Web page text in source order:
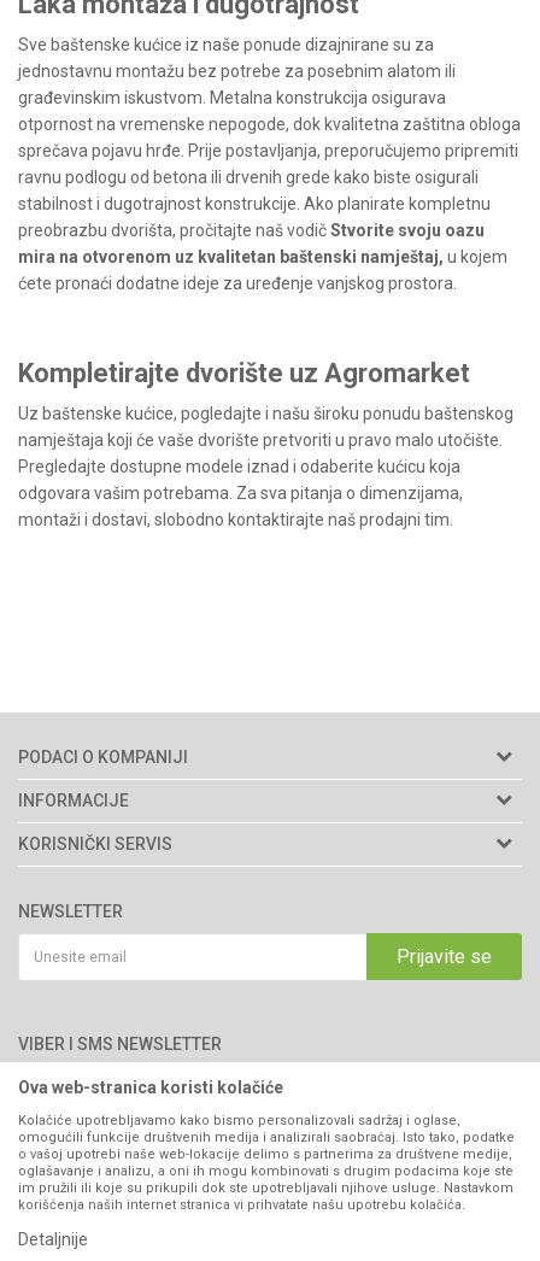
Sve baštenske kućice iz naše ponude dizajnirane su za
jednostavnu montažu bez potrebe za posebnim alatom ili
građevinskim iskustvom. Metalna konstrukcija osigurava
otpornost na vremenske nepogode, dok kvalitetna zaštitna obloga
sprečava pojavu hrđe. Prije postavljanja, preporučujemo pripremiti
ravnu podlogu od betona ili drvenih grede kako biste osigurali
stabilnost i dugotrajnost konstrukcije. Ako planirate kompletnu
preobrazbu dvorišta, pročitajte naš vodičStvorite svoju oazu
mira na otvorenom uz kvalitetan baštenski namještaj, u kojem
ćete pronaći dodatne ideje za uređenje vanjskog prostora.
Kompletirajte dvorište uz Agromarket
Uz baštenske kućice, pogledajte i našu široku ponudu baštenskog
namještaja koji će vaše dvorište pretvoriti u pravo malo utočište.
Pregledajte dostupne modele iznad i odaberite kućicu koja
odgovara vašim potrebama. Za sva pitanja o dimenzijama,
montaži i dostavi, slobodno kontaktirajte naš prodajni tim.
PODACI O KOMPANIJI
Agromarket d.o.o.
Matični broj: 11003826
76300 Bijeljina
066/44-99-00
INFORMACIJE
O nama
Brendovi
Katalozi
Saradnja
Kontakt
KORISNIČKI SERVIS
Politika privatnosti
Kako kupiti
Isporuka
Pravo na odustajanje
Reklamacije
Povraćaj sredstava
Zamjena artikala
Plaćanje karticama
NEWSLETTER
Prijavite se
VIBER I SMS NEWSLETTER
PRATITE NAS
Ova web-stranica koristi kolačiće
Kolačiće upotrebljavamo kako bismo personalizovali sadržaj i oglase,
omogućili funkcije društvenih medija i analizirali saobraćaj. Isto tako, podatke
o vašoj upotrebi naše web-lokacije delimo s partnerima za društvene medije,
oglašavanje i analizu, a oni ih mogu kombinovati s drugim podacima koje ste
im pružili ili koje su prikupili dok ste upotrebljavali njihove usluge. Nastavkom
korišćenja naših internet stranica vi prihvatate našu upotrebu kolačića.
Detaljnije